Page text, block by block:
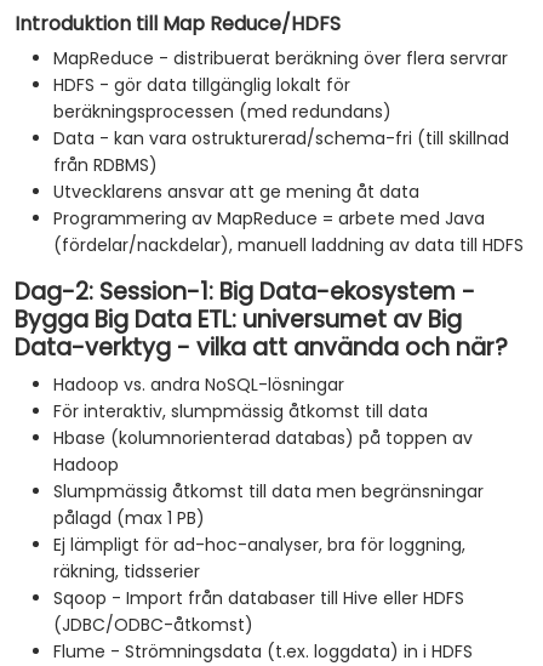
Introduktion till Map Reduce/HDFS
MapReduce - distribuerat beräkning över flera servrar
HDFS - gör data tillgänglig lokalt för
beräkningsprocessen (med redundans)
Data - kan vara ostrukturerad/schema-fri (till skillnad
från RDBMS)
Utvecklarens ansvar att ge mening åt data
Programmering av MapReduce = arbete med Java
(fördelar/nackdelar), manuell laddning av data till HDFS
Dag-2: Session-1: Big Data-ekosystem -
Bygga Big Data ETL: universumet av Big
Data-verktyg - vilka att använda och när?
Hadoop vs. andra NoSQL-lösningar
För interaktiv, slumpmässig åtkomst till data
Hbase (kolumnorienterad databas) på toppen av
Hadoop
Slumpmässig åtkomst till data men begränsningar
pålagd (max 1 PB)
Ej lämpligt för ad-hoc-analyser, bra för loggning,
räkning, tidsserier
Sqoop - Import från databaser till Hive eller HDFS
(JDBC/ODBC-åtkomst)
Flume - Strömningsdata (t.ex. loggdata) in i HDFS